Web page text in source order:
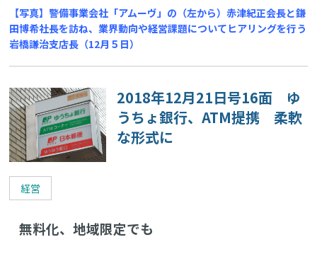
【写真】警備事業会社「アムーヴ」の（左から）赤津紀正会長と鎌
田博希社長を訪ね、業界動向や経営課題についてヒアリングを行う
岩橋謙治支店長（12月５日）
2018年12月21日号16面 ゆ
うちょ銀行、ATM提携 柔軟
な形式に
経営
無料化、地域限定でも